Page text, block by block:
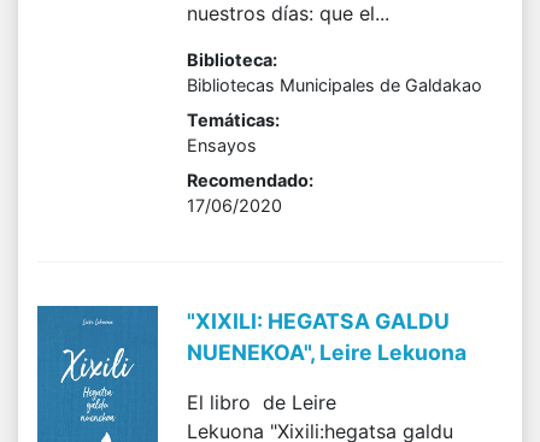
nuestros días: que el...
Biblioteca:
Bibliotecas Municipales de Galdakao
Temáticas:
Ensayos
Recomendado:
17/06/2020
"XIXILI: HEGATSA GALDU
NUENEKOA", Leire Lekuona
El libro de Leire
Lekuona "Xixili:hegatsa galdu